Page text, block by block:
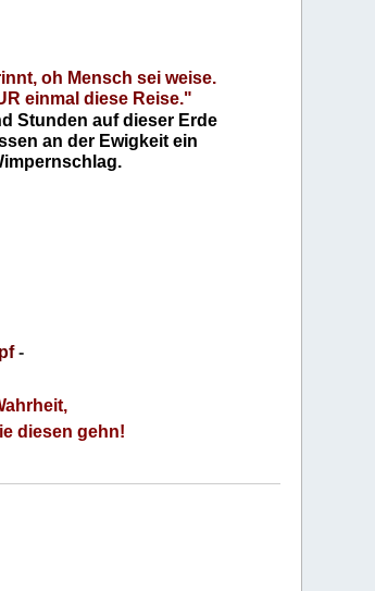
oh Mensch sei weise.
einmal diese Reise."
Stunden auf dieser Erde
an der Ewigkeit ein
-
diesen gehn!